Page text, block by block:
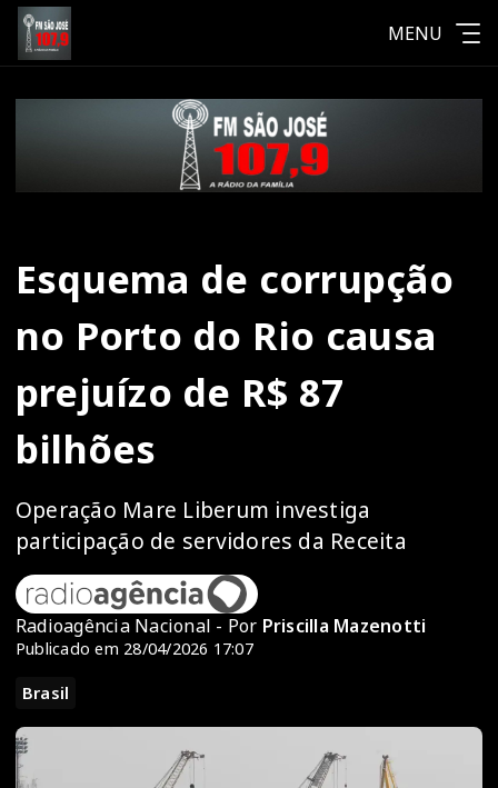
MENU
Esquema de corrupção
no Porto do Rio causa
prejuízo de R$ 87
bilhões
Operação Mare Liberum investiga
participação de servidores da Receita
Radioagência Nacional - Por Priscilla Mazenotti
Publicado em 28/04/2026 17:07
Brasil